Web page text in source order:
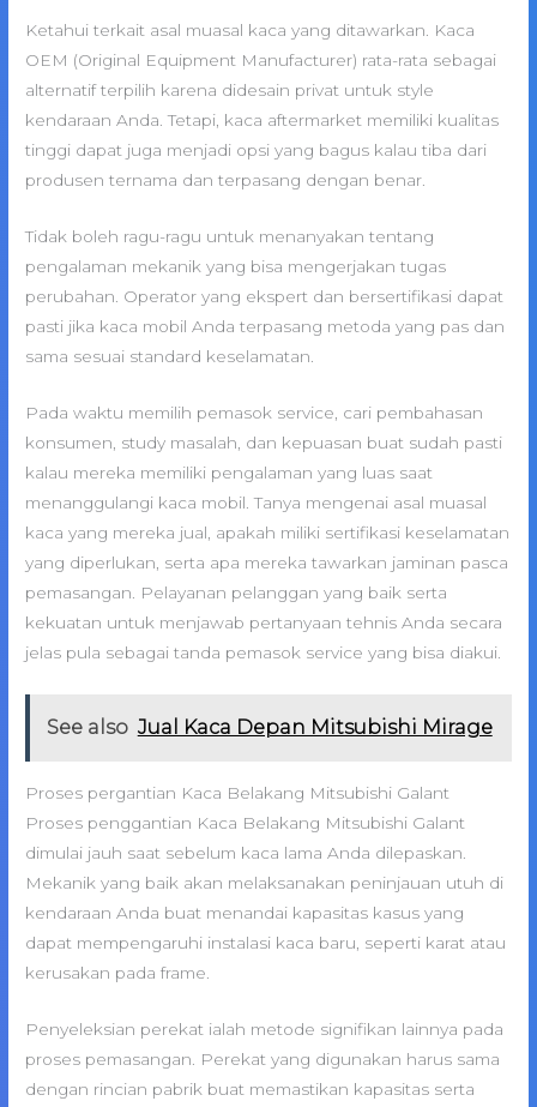
Ketahui terkait asal muasal kaca yang ditawarkan. Kaca
OEM (Original Equipment Manufacturer) rata-rata sebagai
alternatif terpilih karena didesain privat untuk style
kendaraan Anda. Tetapi, kaca aftermarket memiliki kualitas
tinggi dapat juga menjadi opsi yang bagus kalau tiba dari
produsen ternama dan terpasang dengan benar.
Tidak boleh ragu-ragu untuk menanyakan tentang
pengalaman mekanik yang bisa mengerjakan tugas
perubahan. Operator yang ekspert dan bersertifikasi dapat
pasti jika kaca mobil Anda terpasang metoda yang pas dan
sama sesuai standard keselamatan.
Pada waktu memilih pemasok service, cari pembahasan
konsumen, study masalah, dan kepuasan buat sudah pasti
kalau mereka memiliki pengalaman yang luas saat
menanggulangi kaca mobil. Tanya mengenai asal muasal
kaca yang mereka jual, apakah miliki sertifikasi keselamatan
yang diperlukan, serta apa mereka tawarkan jaminan pasca
pemasangan. Pelayanan pelanggan yang baik serta
kekuatan untuk menjawab pertanyaan tehnis Anda secara
jelas pula sebagai tanda pemasok service yang bisa diakui.
See also Jual Kaca Depan Mitsubishi Mirage
Proses pergantian Kaca Belakang Mitsubishi Galant
Proses penggantian Kaca Belakang Mitsubishi Galant
dimulai jauh saat sebelum kaca lama Anda dilepaskan.
Mekanik yang baik akan melaksanakan peninjauan utuh di
kendaraan Anda buat menandai kapasitas kasus yang
dapat mempengaruhi instalasi kaca baru, seperti karat atau
kerusakan pada frame.
Penyeleksian perekat ialah metode signifikan lainnya pada
proses pemasangan. Perekat yang digunakan harus sama
dengan rincian pabrik buat memastikan kapasitas serta